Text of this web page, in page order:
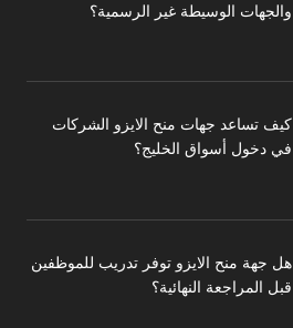
والجهات الوسيطة غير الرسمية؟
كيف تساعد جهات منح الايزو الشركات
في دخول أسواق الخليج؟
هل جهة منح الايزو توفر تدريب للموظفين
قبل المراجعة النهائية؟